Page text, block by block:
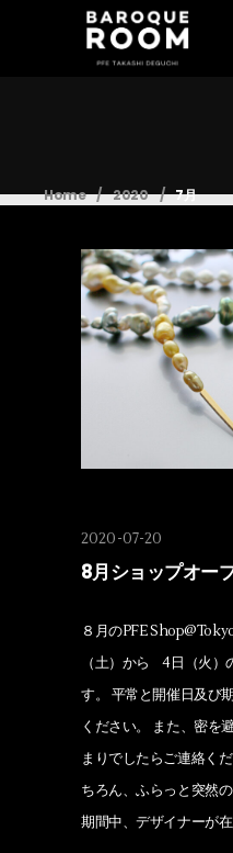
Home / 2020 / 7月
2020-07-20
8月ショップオー
８月のPFE
（土）から 4日（火）
す。 平常と開催日及び
ください。 また、密を
まりでしたらご連絡く
ちろん、ふらっと突然
期間中、デザイナーが